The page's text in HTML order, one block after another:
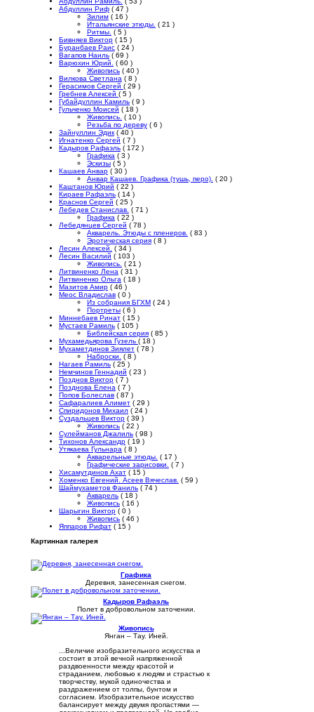
Абдуллин Риф ( 47 )
Зилим ( 16 )
Итальянские этюды. ( 21 )
Ритмы. ( 5 )
Бивняев Виктор ( 15 )
Буранбаев Раис ( 24 )
Вагапов Наиль ( 69 )
Варюхин Юрий. ( 60 )
Живопись ( 40 )
Вилкова Светлана ( 8 )
Герасимов Сергей ( 29 )
Гребнев Алексей ( 5 )
Губайдуллин Камиль ( 9 )
Гульченко Моисей ( 18 )
Живопись. ( 10 )
Резьба по дереву ( 6 )
Зайнуллин Эдик ( 40 )
Игнатенко Сергей ( 7 )
Кадыров Рафаэль ( 172 )
Графика ( 3 )
Эскизы ( 5 )
Кашаев Анвар ( 30 )
Анвар Кашаев. Графика (тушь, перо). ( 20 )
Каштанов Юрий ( 22 )
Кираев Рафаэль ( 14 )
Краснов Сергей ( 25 )
Лебедев Станислав. ( 71 )
Графика ( 22 )
Лебедянцев Сергей ( 78 )
Акварель. Этюды с пленеров. ( 83 )
Эротическая серия ( 8 )
Лесин Алексей. ( 34 )
Лесин Василий ( 103 )
Живопись. ( 21 )
Литвиненко Лена ( 31 )
Литвиненко Ольга ( 18 )
Мазитов Амир ( 46 )
Меос Владислав ( 0 )
Из собрания БГХМ ( 24 )
Портреты ( 6 )
Миннебаев Ринат ( 15 )
Мустаев Рамиль ( 105 )
Библейская серия ( 85 )
Мухамедьярова Гузель ( 18 )
Мухаметдинов Зиялет ( 78 )
Наброски. ( 8 )
Нагаев Рамиль ( 25 )
Немчинов Геннадий ( 23 )
Позднов Виктор ( 7 )
Позднова Елена ( 7 )
Попов Болеслав ( 87 )
Сафаралиев Алимет ( 29 )
Спиридонов Михаил ( 24 )
Суздальцев Виктор ( 39 )
Живопись ( 22 )
Сулейманов Джалиль ( 98 )
Тихонов Александр ( 19 )
Утякаева Гульнара ( 8 )
Акварельные этюды. ( 17 )
Графические зарисовки. ( 7 )
Хисамутдинов Ахат ( 15 )
Хоменко Евгений. Асеев Вячеслав. ( 59 )
Шаймухаметов Фаниль ( 74 )
Акварель ( 18 )
Живопись ( 16 )
Шарыгин Виктор ( 0 )
Живопись ( 46 )
Яппаров Рифат ( 15 )
Картинная галерея
Графика
Деревня, занесенная снегом.
Кадыров Рафаэль
Полет в добровольном заточении.
Живопись
Янган – Тау. Иней.
...Величие изобразительного искусства и
состоит в этой вечной напряженной
раздвоенности между красотой и
страданием, любовью к людям и страстью к
творчеству, мукой одиночества и
раздражением от толпы, бунтом и
согласием. Изобразительное искусство
балансирует между двумя пропастями —